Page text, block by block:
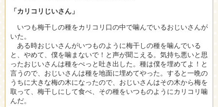
「カリコリじいさん」
いつも梅干しの種をカリコリ口の中で噛んでいるおじいさんが
いた。
ある時おじいさんがいつものように梅干しの種を噛んでいる
と、やめて、僕を噛まないで！と声が聞こえる。気持ち悪いと思
ったおじいさんは種をぺっと吐き出した。種は僕を埋めてよ！と
言うので、おじいさんは種を地面に埋めてやった。すると一晩の
うちに大きな梅の木になったので、おじいさんはその木から梅を
取って、梅干しにして食べ、その種をいつものようにカリコリ噛
んだ。